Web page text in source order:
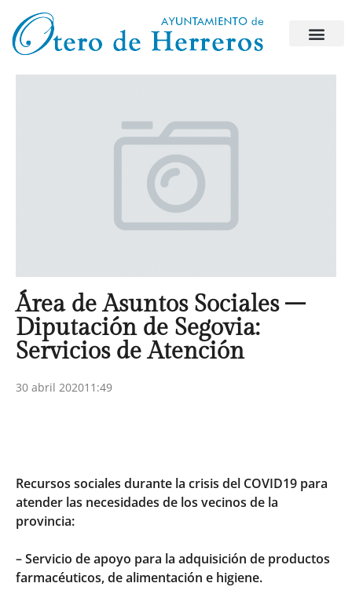
Área de Asuntos Sociales –
Diputación de Segovia:
Servicios de Atención
30 abril 202011:49
Recursos sociales durante la crisis del COVID19 para
atender las necesidades de los vecinos de la
provincia:
– Servicio de apoyo para la adquisición de productos
farmacéuticos, de alimentación e higiene.